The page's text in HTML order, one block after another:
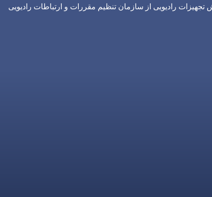
رادیویی از سازمان تنظیم مقررات و ارتباطات رادیویی